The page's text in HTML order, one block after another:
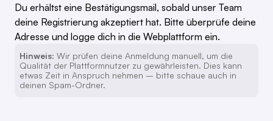
Du erhältst eine Bestätigungsmail, sobald unser Team
deine Registrierung akzeptiert hat. Bitte überprüfe deine
Adresse und logge dich in die Webplattform ein.
Hinweis: Wir prüfen deine Anmeldung manuell, um die
Qualität der Plattformnutzer zu gewährleisten. Dies kann
etwas Zeit in Anspruch nehmen – bitte schaue auch in
deinen Spam-Ordner.